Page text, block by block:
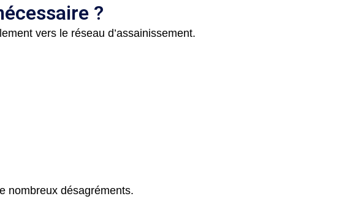
?
vers le réseau d’assainissement.
nombreux désagréments.